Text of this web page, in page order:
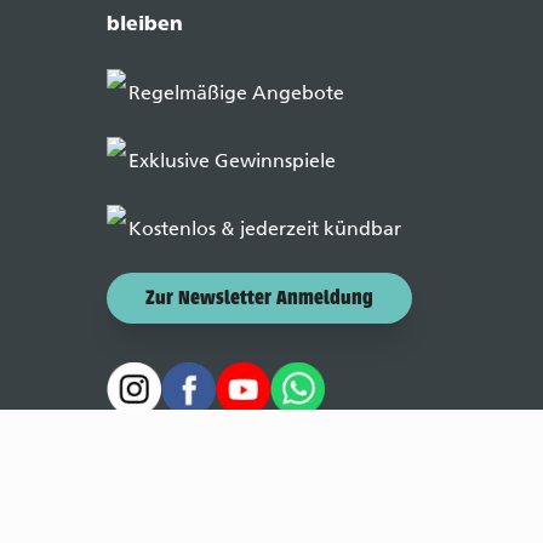
bleiben
Regelmäßige Angebote
Exklusive Gewinnspiele
Kostenlos & jederzeit kündbar
Zur Newsletter Anmeldung